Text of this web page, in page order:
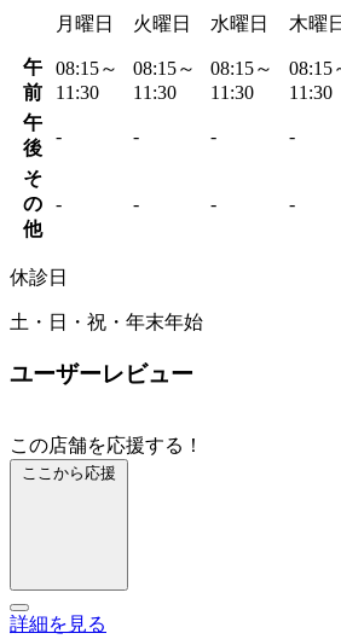
月曜日
火曜日 水曜日 木曜日
午
前
08:15～
11:30
08:15～
11:30
08:15～
11:30
08:15
11:30
午
後
- - - -
そ
の
他
- - - -
休診日
土・日・祝・年末年始
ユーザーレビュー
この店舗を応援する！
ここから応援
詳細を見る